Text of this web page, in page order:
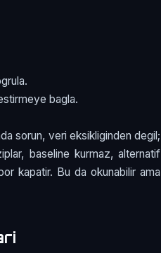
bagla.
sorun, veri eksikliginden degil;
baseline kurmaz, alternatif
kapatir. Bu da okunabilir ama